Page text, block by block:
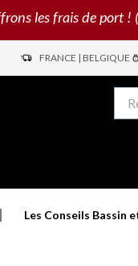
les frais de port !
FRANCE | BELGIQUE
Les Conseils Bassin